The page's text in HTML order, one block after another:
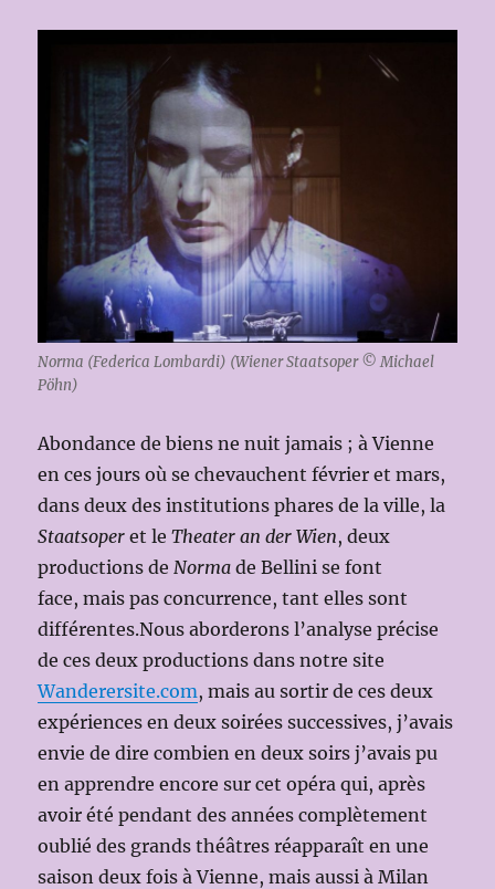
Norma (Federica Lombardi) (Wiener Staatsoper © Michael
Pöhn)
Abondance de biens ne nuit jamais ; à Vienne
en ces jours où se chevauchent février et mars,
dans deux des institutions phares de la ville, la
Staatsoper et leTheater an der Wien, deux
productions de Norma de Bellini se font
face, mais pas concurrence, tant elles sont
différentes.Nous aborderons l’analyse précise
de ces deux productions dans notre site
Wanderersite.com, mais au sortir de ces deux
expériences en deux soirées successives, j’avais
envie de dire combien en deux soirs j’avais pu
en apprendre encore sur cet opéra qui, après
avoir été pendant des années complètement
oublié des grands théâtres réapparaît en une
saison deux fois à Vienne, mais aussi à Milan